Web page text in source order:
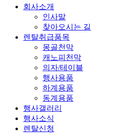
회사소개
인사말
찾아오시는 길
렌탈취급품목
몽골천막
캐노피천막
의자/테이블
행사용품
하계용품
동계용품
행사갤러리
행사소식
렌탈신청